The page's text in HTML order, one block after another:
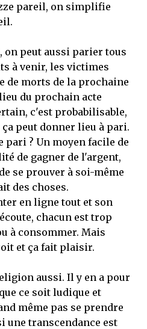
pareil, on simplifie
on peut aussi parier tous
à venir, les victimes
de morts de la prochaine
du prochain acte
c'est probabilisable,
peut donner lieu à pari.
pari ? Un moyen facile de
de gagner de l'argent,
se prouver à soi-même
des choses.
en ligne tout et son
chacun est trop
à consommer. Mais
et ça fait plaisir.
aussi. Il y en a pour
ce soit ludique et
même pas se prendre
une transcendance est